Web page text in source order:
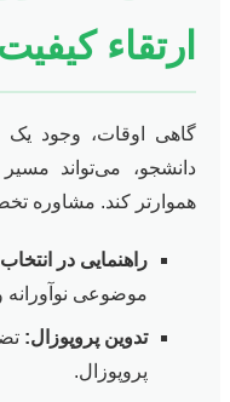
ارتقاء
گاهی اوقات، وجود یک
دانشجو، می‌تواند
هموارتر کند. مشاوره
راهنمایی در
موضوعی نوآورانه
تدوین پروپوزال:
پروپوزال.